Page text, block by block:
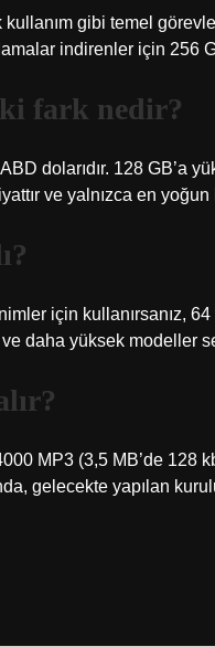
gibi temel
indirenler için 256
fark nedir?
dolarıdır. 128 GB’a
ve yalnızca en yoğun
için kullanırsanız,
daha yüksek modeller
MP3 (3,5 MB’de 128
gelecekte yapılan